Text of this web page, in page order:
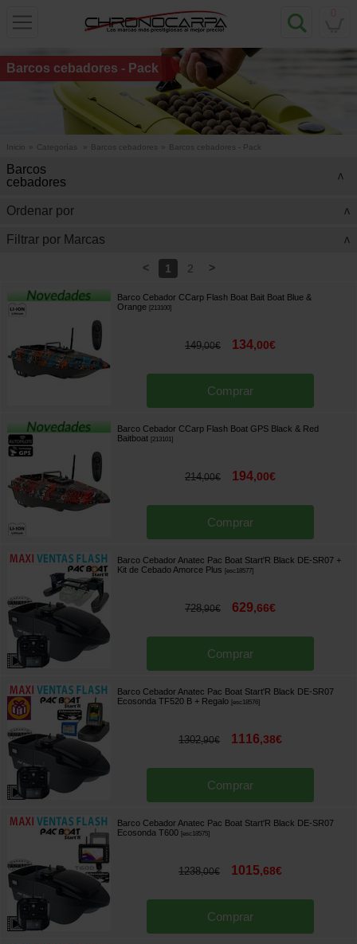
Barcos cebadores - Pack
Inicio Categorías Barcos cebadores Barcos cebadores - Pack
Barcos
cebadores
>
Ordenar por >
Filtrar por Marcas >
< 1 2 >
Barco Cebador CCarp Flash Boat Bait Boat Blue &
Orange [213100]
149,00€ 134,00€
Comprar
Barco Cebador CCarp Flash Boat GPS Black & Red
Baitboat [213101]
214,00€ 194,00€
Comprar
Barco Cebador Anatec Pac Boat Start'R Black DE-SR07 +
Kit de Cebado Amorce Plus [esc18577]
728,90€ 629,66€
Comprar
Barco Cebador Anatec Pac Boat Start'R Black DE-SR07
Ecosonda TF520 B + Regalo [esc18576]
1302,90€ 1116,38€
Comprar
Barco Cebador Anatec Pac Boat Start'R Black DE-SR07
Ecosonda T600 [esc18575]
1238,00€ 1015,68€
Comprar